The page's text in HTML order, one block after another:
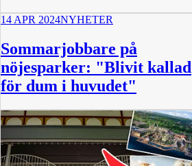
14 APR 2024NYHETER
Sommarjobbare på
nöjesparker: "Blivit kallad
för dum i huvudet"